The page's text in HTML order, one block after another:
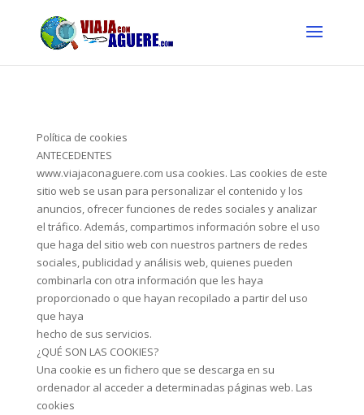
Política de cookies
ANTECEDENTES
www.viajaconaguere.com usa cookies. Las cookies de este
sitio web se usan para personalizar el contenido y los
anuncios, ofrecer funciones de redes sociales y analizar
el tráfico. Además, compartimos información sobre el uso
que haga del sitio web con nuestros partners de redes
sociales, publicidad y análisis web, quienes pueden
combinarla con otra información que les haya
proporcionado o que hayan recopilado a partir del uso
que haya
hecho de sus servicios.
¿QUÉ SON LAS COOKIES?
Una cookie es un fichero que se descarga en su
ordenador al acceder a determinadas páginas web. Las
cookies